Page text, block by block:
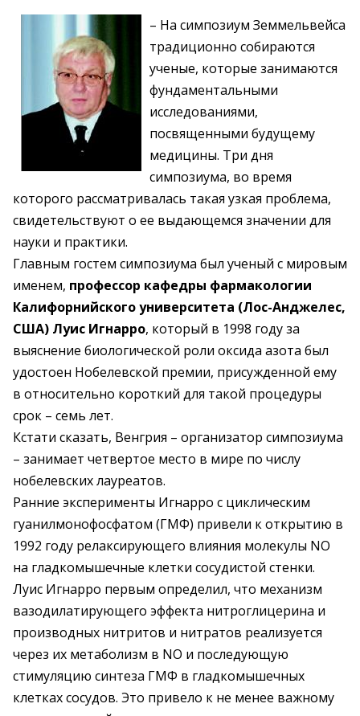
– На симпозиум Земмельвейса
традиционно собираются
ученые, которые занимаются
фундаментальными
исследованиями,
посвященными будущему
медицины. Три дня
симпозиума, во время
которого рассматривалась такая узкая проблема,
свидетельствуют о ее выдающемся значении для
науки и практики.
Главным гостем симпозиума был ученый с мировым
именем, профессор кафедры фармакологии
Калифорнийского университета (Лос-Анджелес,
США) Луис Игнарро, который в 1998 году за
выяснение биологической роли оксида азота был
удостоен Нобелевской премии, присужденной ему
в относительно короткий для такой процедуры
срок – семь лет.
Кстати сказать, Венгрия – организатор симпозиума
– занимает четвертое место в мире по числу
нобелевских лауреатов.
Ранние эксперименты Игнарро с циклическим
гуанилмонофосфатом (ГМФ) привели к открытию в
1992 году релаксирующего влияния молекулы NO
на гладкомышечные клетки сосудистой стенки.
Луис Игнарро первым определил, что механизм
вазодилатирующего эффекта нитроглицерина и
производных нитритов и нитратов реализуется
через их метаболизм в NO и последующую
стимуляцию синтеза ГМФ в гладкомышечных
клетках сосудов. Это привело к не менее важному